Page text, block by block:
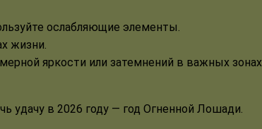
ослабляющие элементы.
жизни.
яркости или затемнений в важных зонах.
в 2026 году — год Огненной Лошади.